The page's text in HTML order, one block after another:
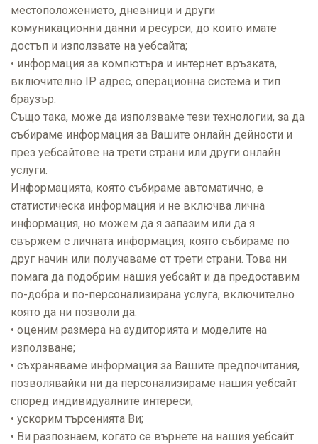
местоположението, дневници и други
комуникационни данни и ресурси, до които имате
достъп и използвате на уебсайта;
• информация за компютърa и интернет връзкатa,
включително IP адрес, операционна система и тип
браузър.
Също така, може да използваме тези технологии, за да
събираме информация за Вашите онлайн дейности и
през уебсайтове на трети страни или други онлайн
услуги.
Информацията, която събираме автоматично, е
статистическа информация и не включва лична
информация, но можем да я запазим или да я
свържем с личната информация, която събираме по
друг начин или получаваме от трети страни. Това ни
помага да подобрим нашия уебсайт и да предоставим
по-добра и по-персонализирана услуга, включително
която да ни позволи да:
• oценим размера на аудиторията и моделите на
използване;
• съхраняваме информация за Вашите предпочитания,
позволявайки ни да персонализираме нашия уебсайт
според индивидуалните интереси;
• ускорим търсенията Ви;
• Ви разпознаем, когато се върнете на нашия уебсайт.